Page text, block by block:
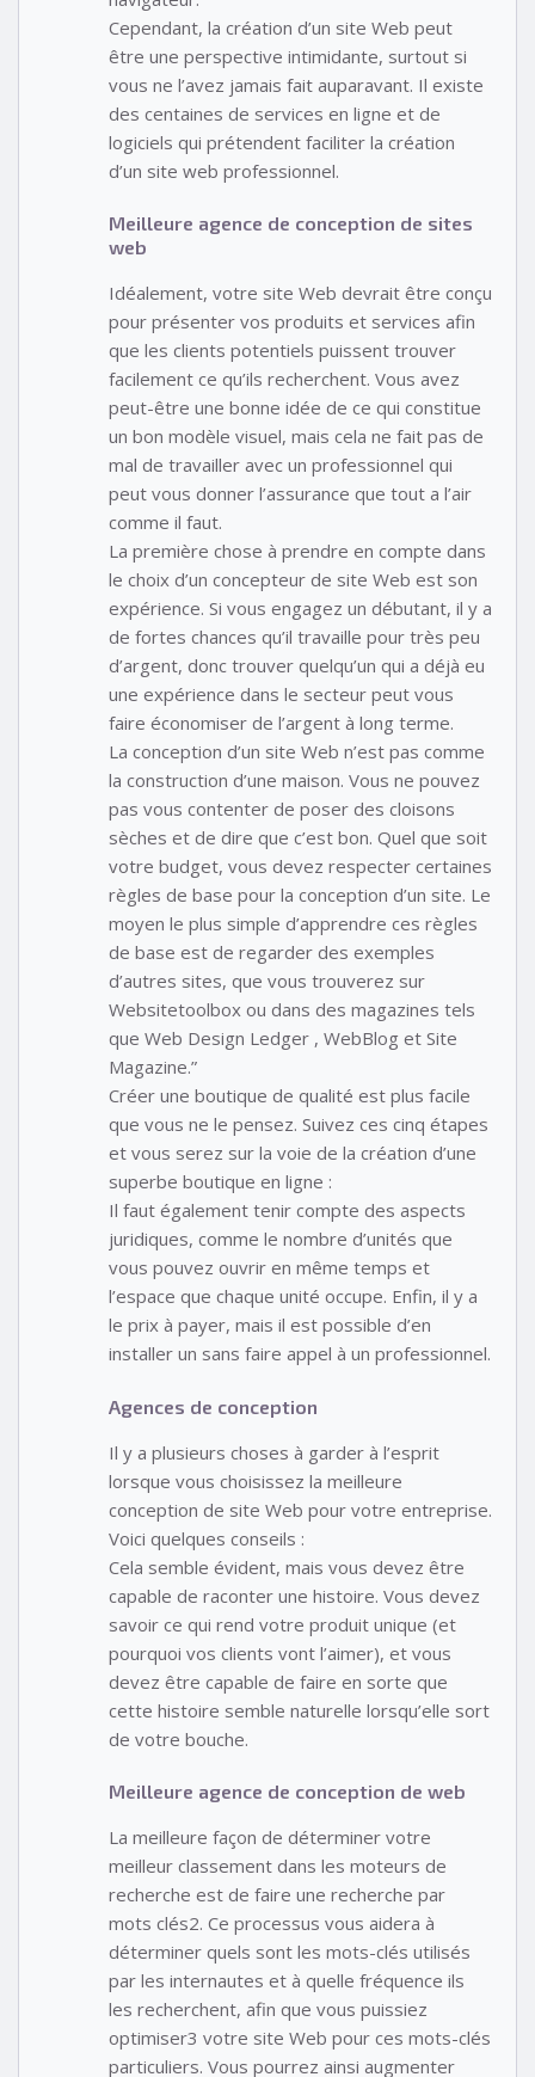
Cependant, la création d’un site Web peut
être une perspective intimidante, surtout si
vous ne l’avez jamais fait auparavant. Il existe
des centaines de services en ligne et de
logiciels qui prétendent faciliter la création
d’un site web professionnel.
Meilleure agence de conception de sites
web
Idéalement, votre site Web devrait être conçu
pour présenter vos produits et services afin
que les clients potentiels puissent trouver
facilement ce qu’ils recherchent. Vous avez
peut-être une bonne idée de ce qui constitue
un bon modèle visuel, mais cela ne fait pas de
mal de travailler avec un professionnel qui
peut vous donner l’assurance que tout a l’air
comme il faut.
La première chose à prendre en compte dans
le choix d’un concepteur de site Web est son
expérience. Si vous engagez un débutant, il y a
de fortes chances qu’il travaille pour très peu
d’argent, donc trouver quelqu’un qui a déjà eu
une expérience dans le secteur peut vous
faire économiser de l’argent à long terme.
La conception d’un site Web n’est pas comme
la construction d’une maison. Vous ne pouvez
pas vous contenter de poser des cloisons
sèches et de dire que c’est bon. Quel que soit
votre budget, vous devez respecter certaines
règles de base pour la conception d’un site. Le
moyen le plus simple d’apprendre ces règles
de base est de regarder des exemples
d’autres sites, que vous trouverez sur
Websitetoolbox ou dans des magazines tels
que Web Design Ledger , WebBlog et Site
Magazine.”
Créer une boutique de qualité est plus facile
que vous ne le pensez. Suivez ces cinq étapes
et vous serez sur la voie de la création d’une
superbe boutique en ligne :
Il faut également tenir compte des aspects
juridiques, comme le nombre d’unités que
vous pouvez ouvrir en même temps et
l’espace que chaque unité occupe. Enfin, il y a
le prix à payer, mais il est possible d’en
installer un sans faire appel à un professionnel.
Agences de conception
Il y a plusieurs choses à garder à l’esprit
lorsque vous choisissez la meilleure
conception de site Web pour votre entreprise.
Voici quelques conseils :
Cela semble évident, mais vous devez être
capable de raconter une histoire. Vous devez
savoir ce qui rend votre produit unique (et
pourquoi vos clients vont l’aimer), et vous
devez être capable de faire en sorte que
cette histoire semble naturelle lorsqu’elle sort
de votre bouche.
Meilleure agence de conception de web
La meilleure façon de déterminer votre
meilleur classement dans les moteurs de
recherche est de faire une recherche par
mots clés2. Ce processus vous aidera à
déterminer quels sont les mots-clés utilisés
par les internautes et à quelle fréquence ils
les recherchent, afin que vous puissiez
optimiser3 votre site Web pour ces mots-clés
particuliers. Vous pourrez ainsi augmenter